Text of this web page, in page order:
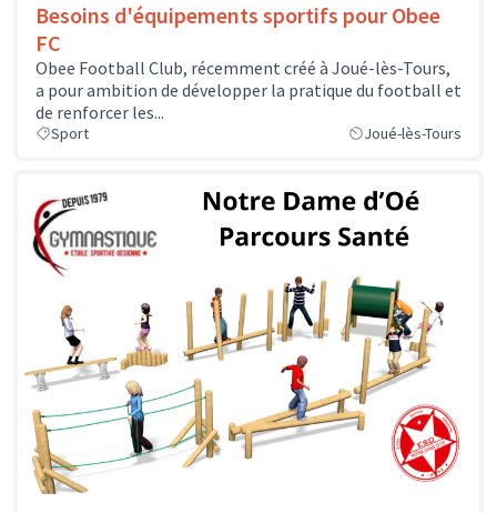
Besoins d'équipements sportifs pour Obee
FC
Obee Football Club, récemment créé à Joué-lès-Tours,
a pour ambition de développer la pratique du football et
de renforcer les...
Sport Joué-lès-Tours